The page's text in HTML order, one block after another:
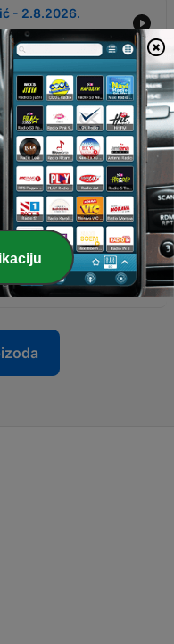
- 2.8.2026.
dao novi dom |
Alepa stigla u